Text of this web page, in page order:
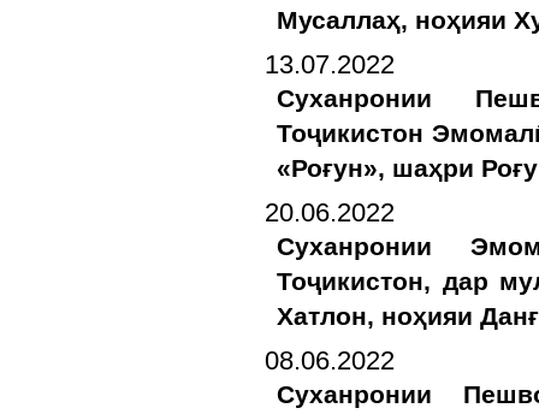
Мусаллаҳ, ноҳияи
13.07.2022
Суханронии
Тоҷикистон
«Роғун», шаҳри
20.06.2022
Суханронии
Тоҷикистон, дар
Хатлон, ноҳияи
08.06.2022
Суханронии